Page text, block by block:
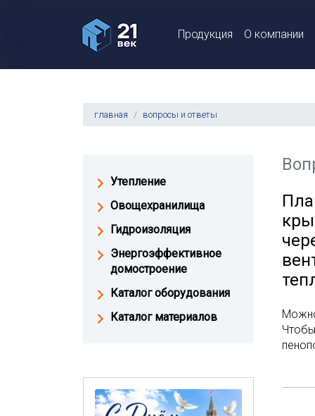
Продукция О компании
главная вопросы и ответы
Утепление
Овощехранилища
Гидроизоляция
Энергоэффективное
домостроение
Каталог оборудования
Каталог материалов